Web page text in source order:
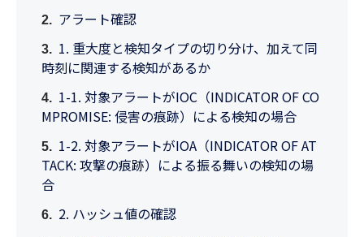
アラート確認
1. 重大度と検知タイプの切り分け、加えて同
時刻に関連する検知があるか
1-1. 対象アラートがIOC（INDICATOR OF CO
MPROMISE: 侵害の痕跡）による検知の場合
1-2. 対象アラートがIOA（INDICATOR OF AT
TACK: 攻撃の痕跡）による振る舞いの検知の場
合
2. ハッシュ値の確認